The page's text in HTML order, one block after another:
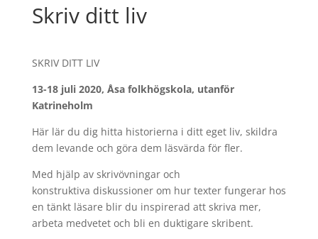
Skriv ditt liv
SKRIV DITT LIV
13-18 juli 2020, Åsa folkhögskola, utanför
Katrineholm
Här lär du dig hitta historierna i ditt eget liv, skildra
dem levande och göra dem läsvärda för fler.
Med hjälp av skrivövningar och
konstruktiva diskussioner om hur texter fungerar hos
en tänkt läsare blir du inspirerad att skriva mer,
arbeta medvetet och bli en duktigare skribent.